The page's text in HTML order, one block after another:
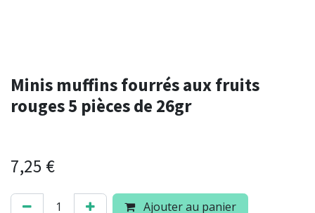
Minis muffins fourrés aux fruits
rouges 5 pièces de 26gr
7,25 €
Ajouter au panier